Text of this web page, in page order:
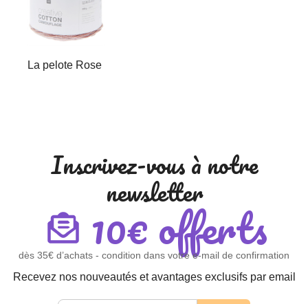
La pelote Rose
Inscrivez-vous à notre
newsletter
10€ offerts
dès 35€ d’achats - condition dans votre e-mail de confirmation
Recevez nos nouveautés et avantages exclusifs par email